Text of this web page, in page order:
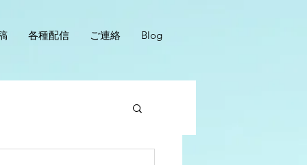
各種配信 ご連絡 Blog